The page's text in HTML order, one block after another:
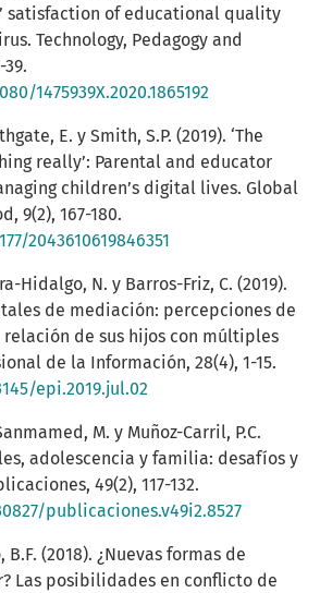
satisfaction of educational quality
Technology, Pedagogy and
1475939X.2020.1865192
E. y Smith, S.P. (2019). ‘The
really’: Parental and educator
children’s digital lives. Global
9(2), 167-180.
2043610619846351
Hidalgo, N. y Barros-Friz, C. (2019).
de mediación: percepciones de
de sus hijos con múltiples
de la Información, 28(4), 1-15.
epi.2019.jul.02
M. y Muñoz-Carril, P.C.
adolescencia y familia: desafíos y
49(2), 117-132.
publicaciones.v49i2.8527
B.F. (2018). ¿Nuevas formas de
Las posibilidades en conflicto de